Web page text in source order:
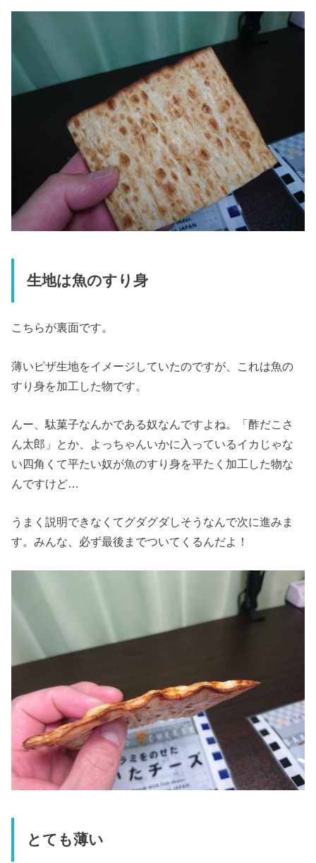
生地は魚のすり身
こちらが裏面です。
薄いピザ生地をイメージしていたのですが、これは魚の
すり身を加工した物です。
んー、駄菓子なんかである奴なんですよね。「酢だこさ
ん太郎」とか、よっちゃんいかに入っているイカじゃな
い四角くて平たい奴が魚のすり身を平たく加工した物な
んですけど…
うまく説明できなくてグダグダしそうなんで次に進みま
す。みんな、必ず最後までついてくるんだよ！
とても薄い